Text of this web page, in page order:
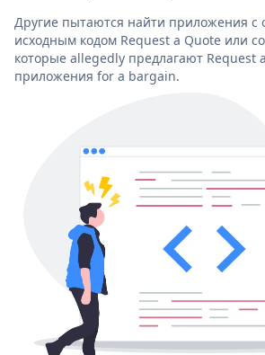
Другие пытаются найти приложения с
исходным кодом Request a Quote или
которые allegedly предлагают Request
приложения for a bargain.